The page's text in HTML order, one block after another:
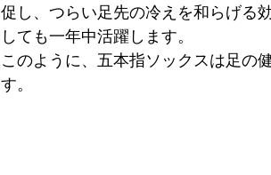
促し、つらい足先の冷えを和らげる
しても一年中活躍します。
このように、五本指ソックスは足の
す。